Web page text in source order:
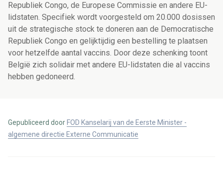
Republiek Congo, de Europese Commissie en andere EU-
lidstaten. Specifiek wordt voorgesteld om 20.000 dosissen
uit de strategische stock te doneren aan de Democratische
Republiek Congo en gelijktijdig een bestelling te plaatsen
voor hetzelfde aantal vaccins. Door deze schenking toont
België zich solidair met andere EU-lidstaten die al vaccins
hebben gedoneerd.
Gepubliceerd door FOD Kanselarij van de Eerste Minister -
algemene directie Externe Communicatie